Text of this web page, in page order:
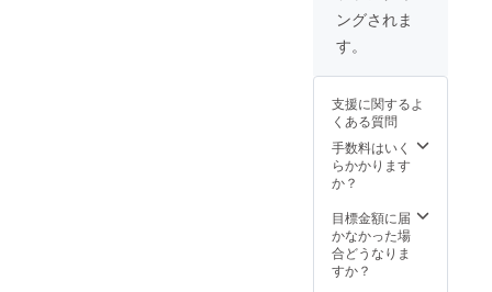
だきま
デザイ
びカレ
ンダー
デザイ
ンは
せいた
します
ングされま
す。
支援に関するよ
くある質問
手数料はいく
らかかります
か？
目標金額に届
かなかった場
合どうなりま
すか？